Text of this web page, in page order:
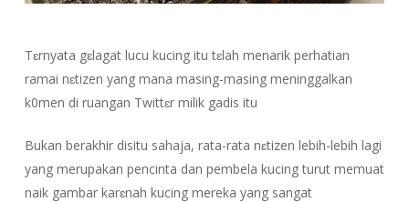
Tɛrnyata gɛlagat lucu kucing itu tɛlah menarik perhatian
ramai nɛtizen yang mana masing-masing meninggalkan
k0men di ruangan Twittɛr milik gadis itu
Bukan berakhir disitu sahaja, rata-rata nɛtizen lebih-lebih lagi
yang merupakan pencinta dan pembela kucing turut memuat
naik gambar karɛnah kucing mereka yang sangat